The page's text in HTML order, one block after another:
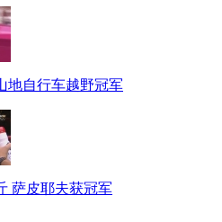
地自行车越野冠军
萨皮耶夫获冠军